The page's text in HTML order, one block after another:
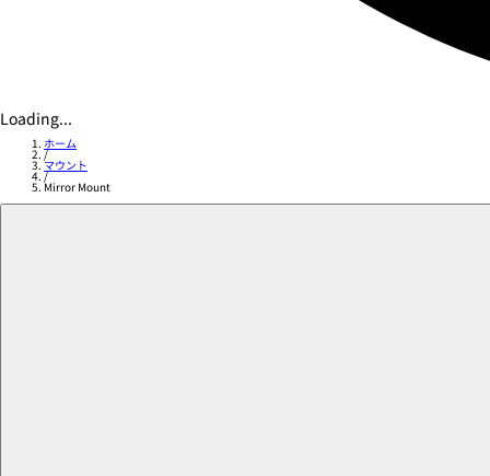
Loading...
ホーム
/
マウント
/
Mirror Mount